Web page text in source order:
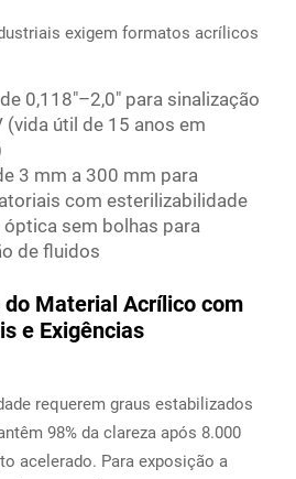
exigem formatos acrílicos
0,118"–2,0" para sinalização
(vida útil de 15 anos em
3 mm a 300 mm para
com esterilizabilidade
sem bolhas para
de fluidos
Material Acrílico com
e Exigências
requerem graus estabilizados
98% da clareza após 8.000
acelerado. Para exposição a